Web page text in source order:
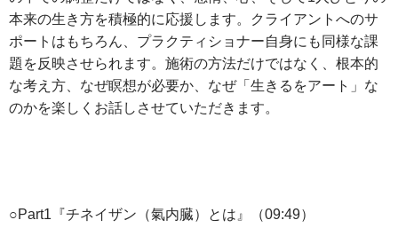
本来の生き方を積極的に応援します。クライアントへのサ
ポートはもちろん、プラクティショナー自身にも同様な課
題を反映させられます。施術の方法だけではなく、根本的
な考え方、なぜ瞑想が必要か、なぜ「生きるをアート」な
のかを楽しくお話しさせていただきます。
○Part1『チネイザン（氣内臓）とは』（09:49）